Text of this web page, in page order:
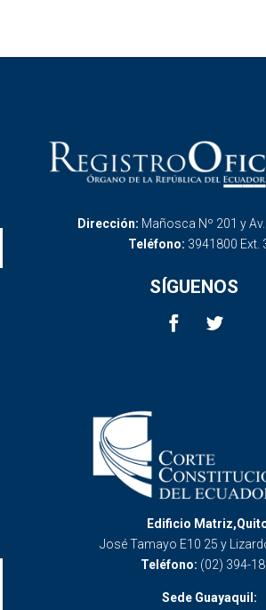
Dirección: Mañosca Nº 201 y
Teléfono: 3941800 Ext.
SÍGUENOS
Edificio
José Tamayo E10 25 y
Teléfono: (02) 394-
Sede Guayaquil: